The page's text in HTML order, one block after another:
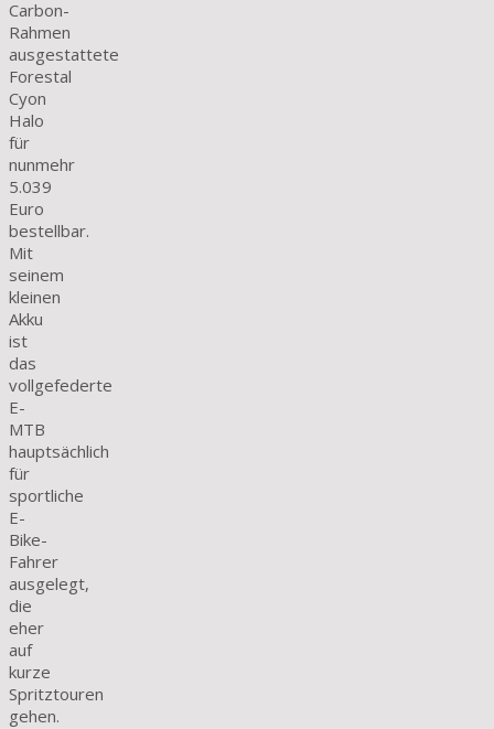
Carbon-
Rahmen
ausgestattete
Forestal
Cyon
Halo
für
nunmehr
5.039
Euro
bestellbar.
Mit
seinem
kleinen
Akku
ist
das
vollgefederte
E-
MTB
hauptsächlich
für
sportliche
E-
Bike-
Fahrer
ausgelegt,
die
eher
auf
kurze
Spritztouren
gehen.